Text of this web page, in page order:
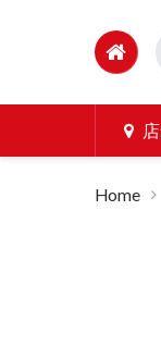
Home